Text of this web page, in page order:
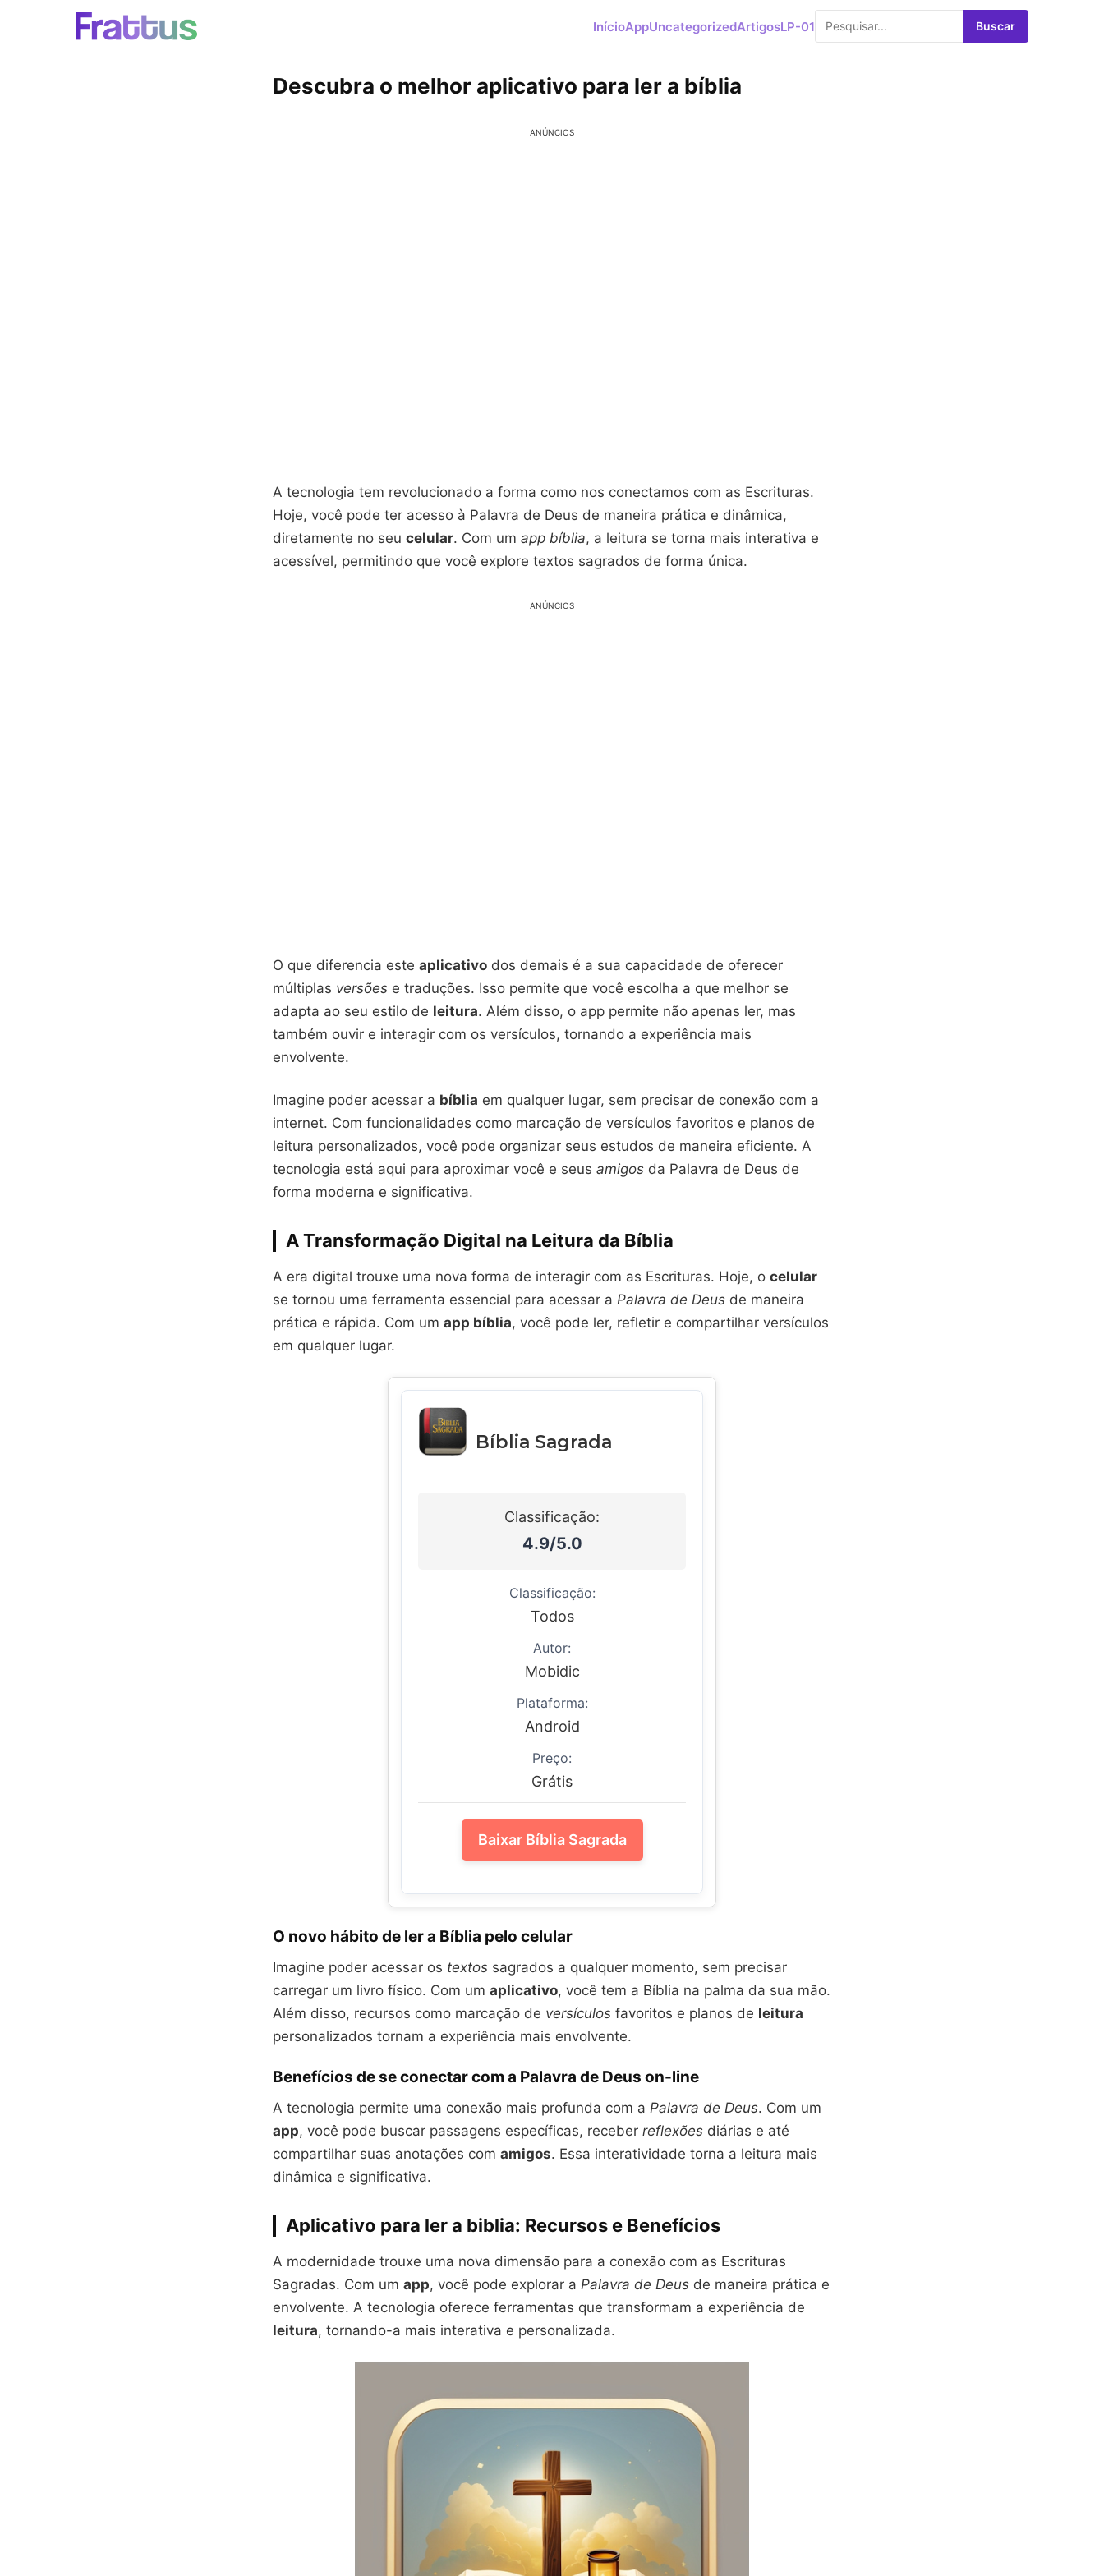
InícioAppUncategorizedArtigosLP-01 Buscar
Descubra o melhor aplicativo para ler a bíblia
ANÚNCIOS
A tecnologia tem revolucionado a forma como nos conectamos com as Escrituras.
Hoje, você pode ter acesso à Palavra de Deus de maneira prática e dinâmica,
diretamente no seu celular. Com um app bíblia, a leitura se torna mais interativa e
acessível, permitindo que você explore textos sagrados de forma única.
ANÚNCIOS
O que diferencia este aplicativo dos demais é a sua capacidade de oferecer
múltiplas versões e traduções. Isso permite que você escolha a que melhor se
adapta ao seu estilo de leitura. Além disso, o app permite não apenas ler, mas
também ouvir e interagir com os versículos, tornando a experiência mais
envolvente.
Imagine poder acessar a bíblia em qualquer lugar, sem precisar de conexão com a
internet. Com funcionalidades como marcação de versículos favoritos e planos de
leitura personalizados, você pode organizar seus estudos de maneira eficiente. A
tecnologia está aqui para aproximar você e seus amigos da Palavra de Deus de
forma moderna e significativa.
A Transformação Digital na Leitura da Bíblia
A era digital trouxe uma nova forma de interagir com as Escrituras. Hoje, o celular
se tornou uma ferramenta essencial para acessar a Palavra de Deus de maneira
prática e rápida. Com um app bíblia, você pode ler, refletir e compartilhar versículos
em qualquer lugar.
Bíblia Sagrada
Classificação:
4.9/5.0
Classificação:
Todos
Autor:
Mobidic
Plataforma:
Android
Preço:
Grátis
Baixar Bíblia Sagrada
O novo hábito de ler a Bíblia pelo celular
Imagine poder acessar os textos sagrados a qualquer momento, sem precisar
carregar um livro físico. Com um aplicativo, você tem a Bíblia na palma da sua mão.
Além disso, recursos como marcação de versículos favoritos e planos de leitura
personalizados tornam a experiência mais envolvente.
Benefícios de se conectar com a Palavra de Deus on-line
A tecnologia permite uma conexão mais profunda com a Palavra de Deus. Com um
app, você pode buscar passagens específicas, receber reflexões diárias e até
compartilhar suas anotações com amigos. Essa interatividade torna a leitura mais
dinâmica e significativa.
Aplicativo para ler a biblia: Recursos e Benefícios
A modernidade trouxe uma nova dimensão para a conexão com as Escrituras
Sagradas. Com um app, você pode explorar a Palavra de Deus de maneira prática e
envolvente. A tecnologia oferece ferramentas que transformam a experiência de
leitura, tornando-a mais interativa e personalizada.